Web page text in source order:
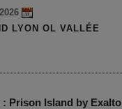
LYON OL VALLÉE
Prison Island by Exalto